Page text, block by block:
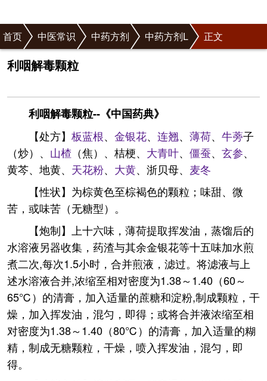
首页 中医常识 中药方剂 中药方剂L 正文
利咽解毒颗粒
利咽解毒颗粒--《中国药典》
【处方】 板蓝根、 金银花、 连翘、 薄荷、 牛蒡子
（炒）、 山楂 （焦）、桔梗、 大青叶、 僵蚕、 玄参、
黄芩、地黄、 天花粉、 大黄、浙贝母、 麦冬
【性状】为棕黄色至棕褐色的颗粒；味甜、微
苦，或味苦（无糖型）。
【炮制】上十六味，薄荷提取挥发油，蒸馏后的
水溶液另器收集，药渣与其余金银花等十五味加水煎
煮二次,每次1.5小时，合并煎液，滤过。将滤液与上
述水溶液合并,浓缩至相对密度为1.38～1.40（60～
65℃）的清膏，加入适量的蔗糖和淀粉,制成颗粒，干
燥，加入挥发油，混匀，即得；或将合并液浓缩至相
对密度为1.38～1.40（80℃）的清膏，加入适量的糊
精，制成无糖颗粒，干燥，喷入挥发油，混匀，即
得。